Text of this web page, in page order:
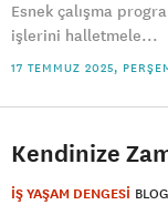
Esnek çalışma
işlerini halletmele...
17 TEMMUZ 2025,
Kendinize
İŞ YAŞAM DENGESİ BLOG